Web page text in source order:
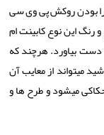
بودن روکش پی وی سی
این نوع کابینت ام
بیاورد. هرچند که
می­تواند از معایب آن
می­شود و طرح­ ها و